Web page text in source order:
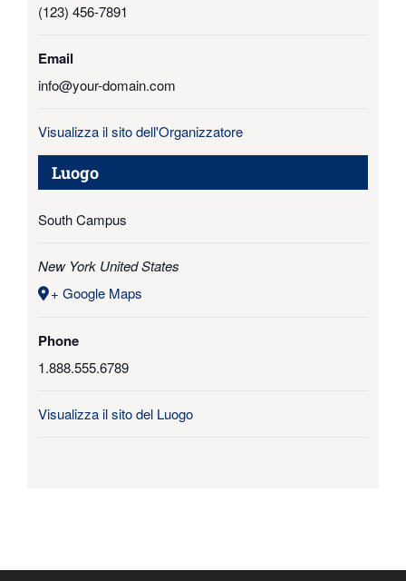
Luogo
South Campus
New York United States
+ Google Maps
Phone
1.888.555.6789
Visualizza il sito del Luogo
(123) 456-7891
Email
info@your-domain.com
Visualizza il sito dell'Organizzatore